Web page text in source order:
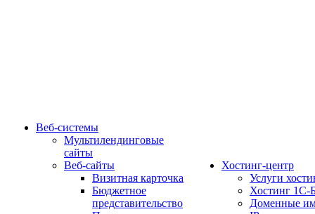
Веб-системы
Мультилендинговые
сайты
Веб-сайты
Визитная карточка
Бюджетное
представительство
Хостинг-центр
Услуги
Хостинг 1С-
Доменные